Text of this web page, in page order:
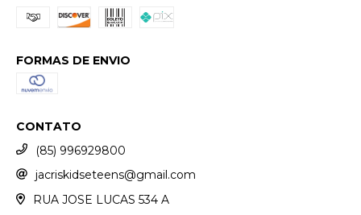
FORMAS DE ENVIO
CONTATO
(85) 996929800
jacriskidseteens@gmail.com
RUA JOSE LUCAS 534 A